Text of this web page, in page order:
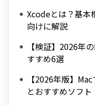
Xcodeとは？基本
向けに解説
【検証】2026年
すすめ6選
【2026年版】
とおすすめソフト